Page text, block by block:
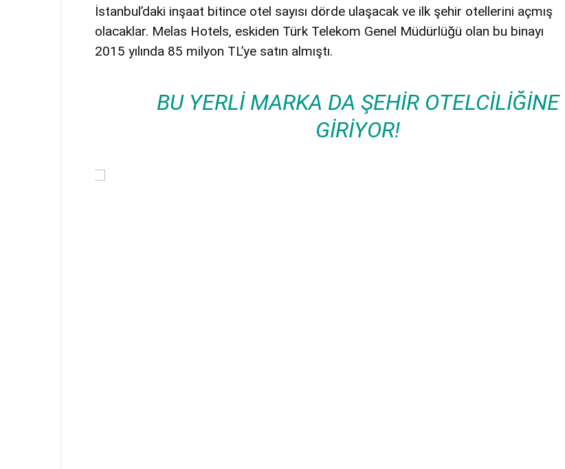
İstanbul’daki inşaat bitince otel sayısı dörde ulaşacak ve ilk şehir otellerini açmış
olacaklar. Melas Hotels, eskiden Türk Telekom Genel Müdürlüğü olan bu binayı
2015 yılında 85 milyon TL’ye satın almıştı.
BU YERLI MARKA DA ŞEHIR OTELCILIĞINE
GIRIYOR!